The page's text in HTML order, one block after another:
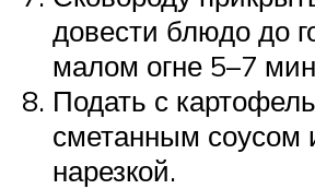
довести блюдо до
малом огне 5–7
Подать с
сметанным соусом
нарезкой.